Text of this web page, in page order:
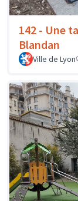
142 - Une
Blandan
Ville de Lyon